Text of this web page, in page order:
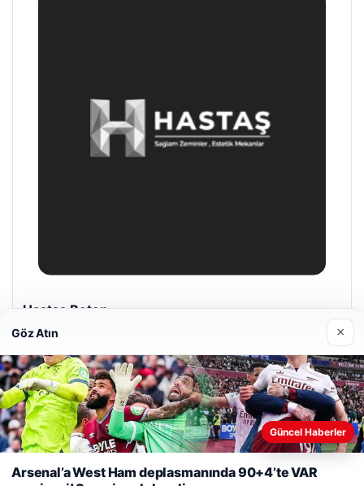
Enes Kaplan Avukatlık Bürosu
28/04/2026
Web sitemizi nasıl kullandığınızı daha iyi anlayabilmek,
deneyiminizi kişiselleştirmek ve geliştirmek amacıyla çerezler
kullanıyoruz.Çerez Politikamız
Göz Atın ×
Güncel Haberler
Arsenal’a West Ham deplasmanında 90+4’te VAR